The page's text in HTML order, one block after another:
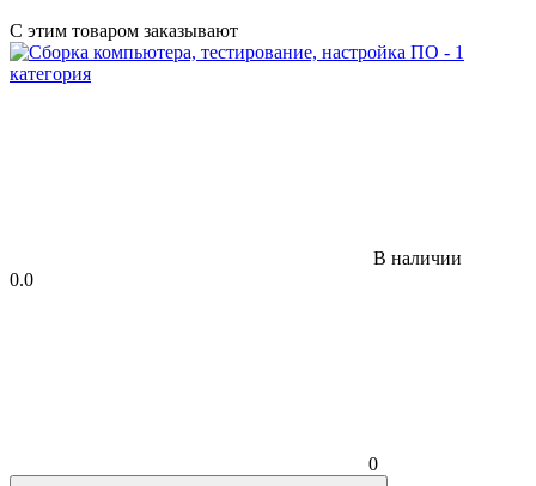
С этим товаром заказывают
В наличии
0.0
0